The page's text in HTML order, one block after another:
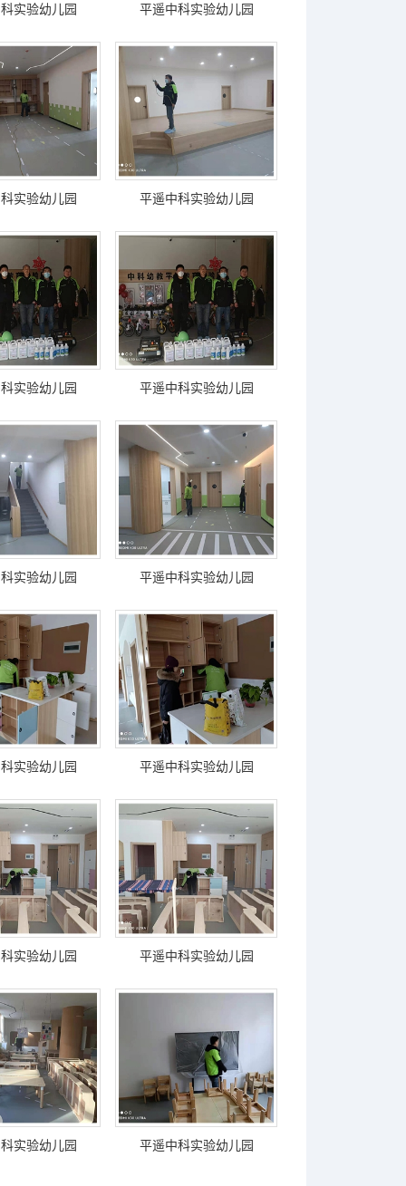
实验幼儿园 平遥中科实验幼儿园
实验幼儿园 平遥中科实验幼儿园
实验幼儿园 平遥中科实验幼儿园
实验幼儿园 平遥中科实验幼儿园
实验幼儿园 平遥中科实验幼儿园
实验幼儿园 平遥中科实验幼儿园
实验幼儿园 平遥中科实验幼儿园